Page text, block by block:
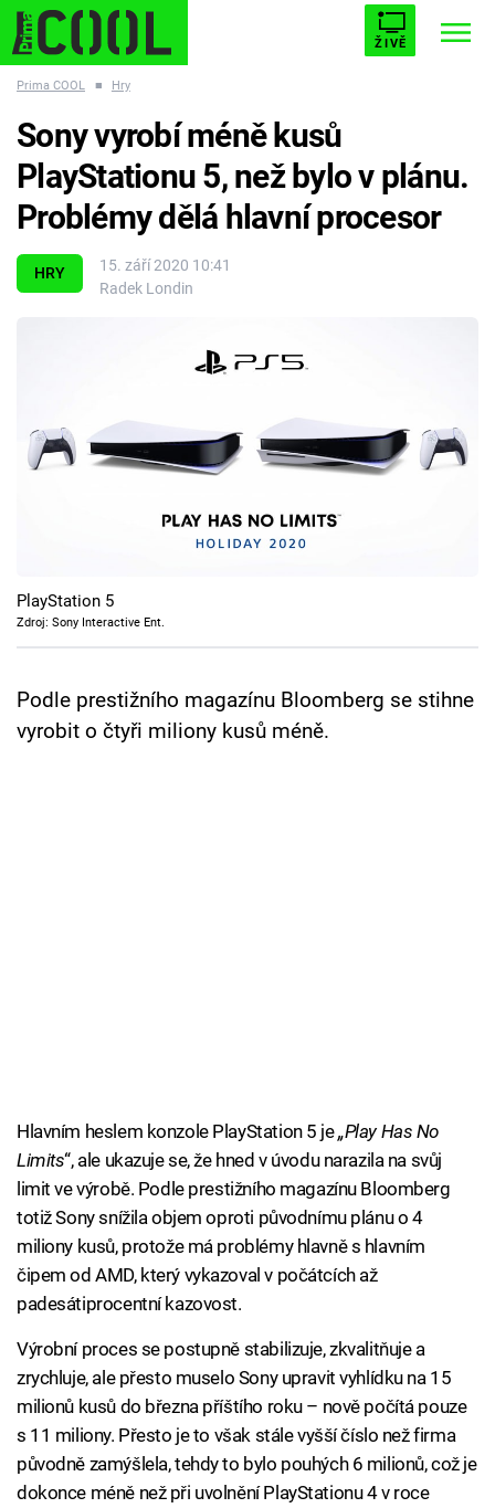
ŽIVĚ
ESCAPE PLNEJ KOTEL AVENGERS 5
Témata
Hry
TV Program
Přihlášení
Prima COOL ■ Hry
HRY
15. září 2020 10:41
Radek Londin
Sony vyrobí méně kusů
PlayStationu 5, než bylo v plánu.
Problémy dělá hlavní procesor
PlayStation 5
Zdroj: Sony Interactive Ent.
Podle prestižního magazínu Bloomberg se stihne
vyrobit o čtyři miliony kusů méně.
Hlavním heslem konzole PlayStation 5 je„Play Has No
Limits“, ale ukazuje se, že hned v úvodu narazila na svůj
limit ve výrobě. Podle prestižního magazínu Bloomberg
totiž Sony snížila objem oproti původnímu plánu o 4
miliony kusů, protože má problémy hlavně s hlavním
čipem od AMD, který vykazoval v počátcích až
padesátiprocentní kazovost.
Výrobní proces se postupně stabilizuje, zkvalitňuje a
zrychluje, ale přesto muselo Sony upravit vyhlídku na 15
milionů kusů do března příštího roku – nově počítá pouze
s 11 miliony. Přesto je to však stále vyšší číslo než firma
původně zamýšlela, tehdy to bylo pouhých 6 milionů, což je
dokonce méně než při uvolnění PlayStationu 4 v roce